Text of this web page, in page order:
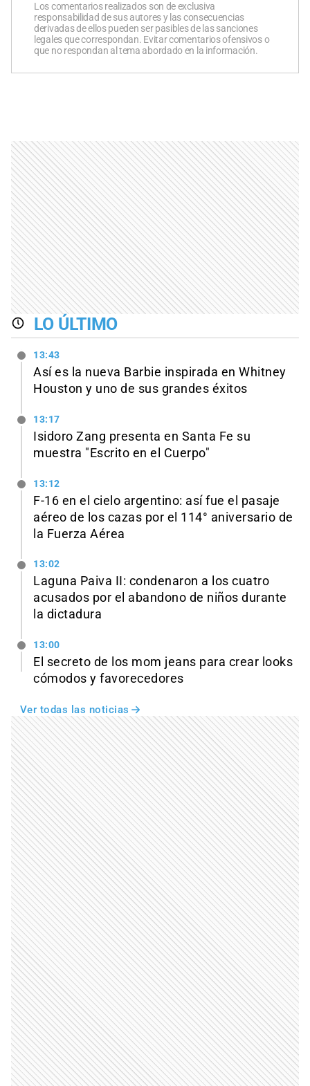
Los comentarios realizados son de exclusiva
responsabilidad de sus autores y las consecuencias
derivadas de ellos pueden ser pasibles de las sanciones
legales que correspondan. Evitar comentarios ofensivos o
que no respondan al tema abordado en la información.
LO ÚLTIMO
13:43
Así es la nueva Barbie inspirada en Whitney
Houston y uno de sus grandes éxitos
13:17
Isidoro Zang presenta en Santa Fe su
muestra "Escrito en el Cuerpo"
13:12
F-16 en el cielo argentino: así fue el pasaje
aéreo de los cazas por el 114° aniversario de
la Fuerza Aérea
13:02
Laguna Paiva II: condenaron a los cuatro
acusados por el abandono de niños durante
la dictadura
13:00
El secreto de los mom jeans para crear looks
cómodos y favorecedores
Ver todas las noticias